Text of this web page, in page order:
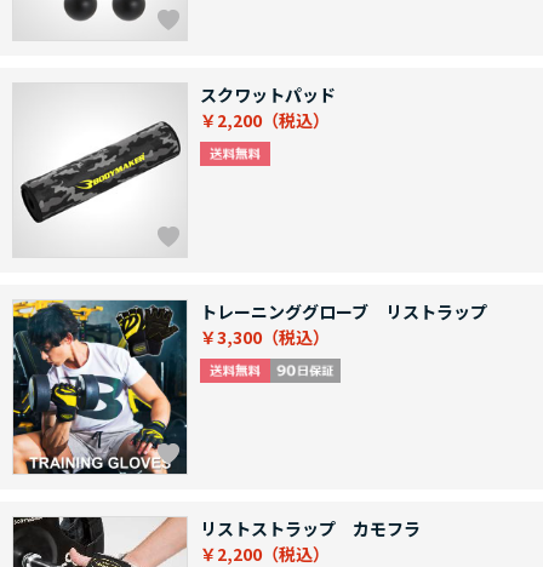
スクワットパッド
￥2,200
トレーニンググローブ リストラップ
￥3,300
リストストラップ カモフラ
￥2,200